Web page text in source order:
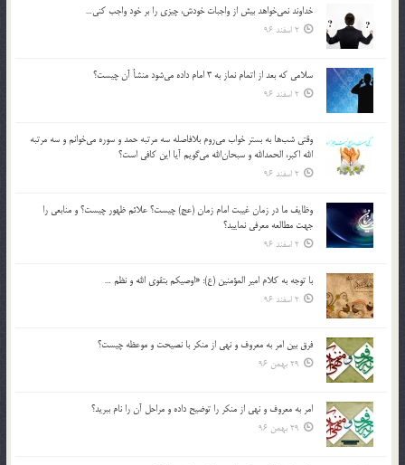
خداوند نمي‌خواهد بيش از واجبات خودش، چيزي را بر خود واجب كني…
2 اسفند 96
سلامي كه بعد از اتمام نماز به 3 امام داده مي‌شود منشأ آن چيست؟
2 اسفند 96
وقتي شب‌ها به بستر خواب مي‌روم بلافاصله سه مرتبه حمد و سوره مي‌خوانم و سه مرتبه
الله اكبر، الحمدالله و سبحان‌الله مي‌گويم آيا اين كافي است؟
2 اسفند 96
وظايف ما در زمان غيبت امام زمان (عج) چيست؟ علائم ظهور چيست؟ و منابعي را
جهت مطالعه معرفي نماييد؟
2 اسفند 96
با توجه به كلام امير المؤمنين (ع): «اوصيكم بتقوي الله و نظم …
2 اسفند 96
فرق بين امر به معروف و نهي از منكر با نصيحت و موعظه چيست؟
29 بهمن 96
امر به معروف و نهي از منكر را توضيح داده و مراحل آن را نام ببريد؟
29 بهمن 96